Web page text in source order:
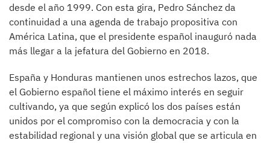
desde el año 1999. Con esta gira, Pedro Sánchez da
continuidad a una agenda de trabajo propositiva con
América Latina, que el presidente español inauguró nada
más llegar a la jefatura del Gobierno en 2018.
España y Honduras mantienen unos estrechos lazos, que
el Gobierno español tiene el máximo interés en seguir
cultivando, ya que según explicó los dos países están
unidos por el compromiso con la democracia y con la
estabilidad regional y una visión global que se articula en